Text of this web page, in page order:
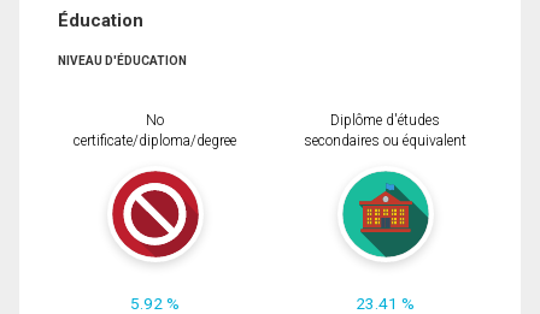
Éducation
NIVEAU D'ÉDUCATION
No
certificate/diploma/degree
5.92 %
Diplôme d'études
secondaires ou équivalent
23.41 %